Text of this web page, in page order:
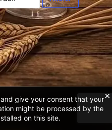
give your consent that your
might be processed by the
on this site.
×